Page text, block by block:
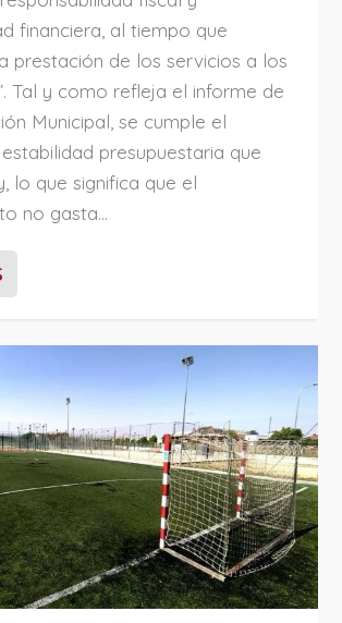
financiera, al tiempo que
prestación de los servicios a los
Tal y como refleja el informe de
Municipal, se cumple el
presupuestaria que
lo que significa que el
no gasta...